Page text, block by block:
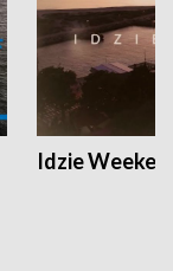
Idzie